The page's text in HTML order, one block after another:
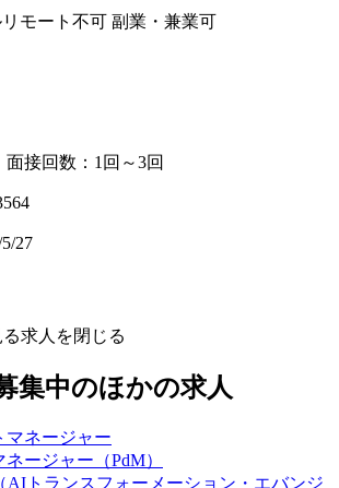
モート不可 副業・兼業可
面接回数：1回～3回
27
求人を閉じる
集中のほかの求人
マネージャー
ージャー（PdM）
AIトランスフォーメーション・エバンジ